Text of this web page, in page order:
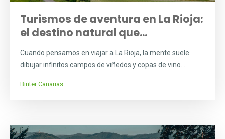
Turismos de aventura en La Rioja:
el destino natural que...
Cuando pensamos en viajar a La Rioja, la mente suele
dibujar infinitos campos de viñedos y copas de vino...
Binter Canarias